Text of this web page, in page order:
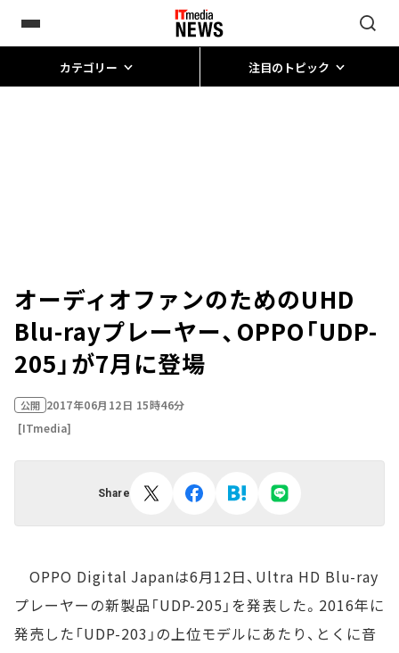
カテゴリー 注目のトピック
オーディオファンのためのUHD
Blu-rayプレーヤー、OPPO「UDP-
205」が7月に登場
公開 2017年06月12日 15時46分
[ITmedia]
Share
OPPO Digital Japanは6月12日、Ultra HD Blu-ray
プレーヤーの新製品「UDP-205」を発表した。2016年に
発売した「UDP-203」の上位モデルにあたり、とくに音